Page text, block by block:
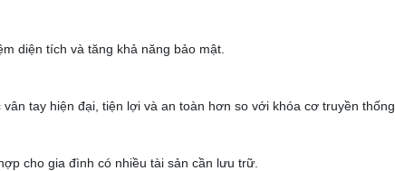
diện tích và tăng khả năng bảo mật.
tay hiện đại, tiện lợi và an toàn hơn so với khóa cơ truyền thống.
cho gia đình có nhiều tài sản cần lưu trữ.